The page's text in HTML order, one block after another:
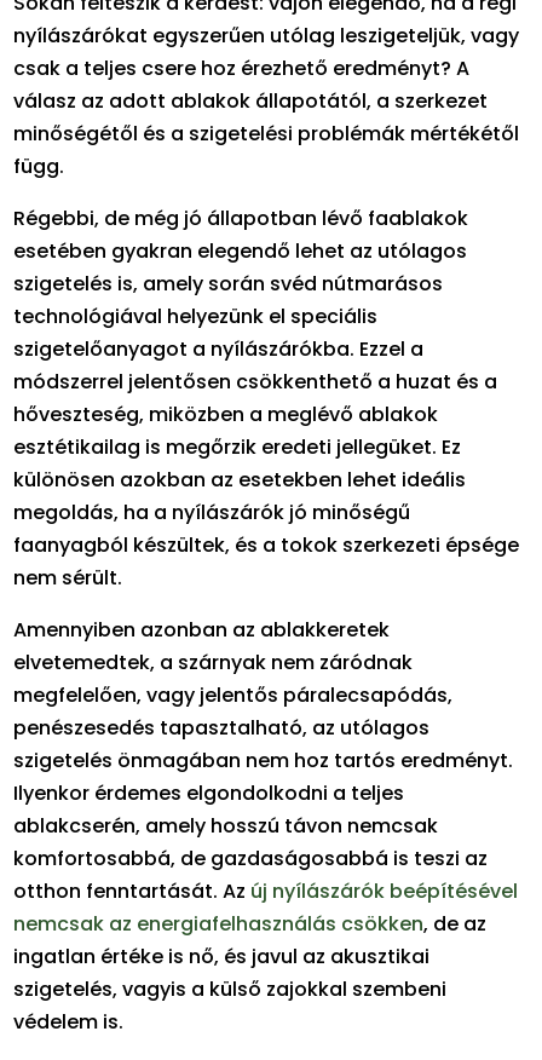
nyílászárókat egyszerűen utólag leszigeteljük, vagy
csak a teljes csere hoz érezhető eredményt? A
válasz az adott ablakok állapotától, a szerkezet
minőségétől és a szigetelési problémák mértékétől
függ.
Régebbi, de még jó állapotban lévő faablakok
esetében gyakran elegendő lehet az utólagos
szigetelés is, amely során svéd nútmarásos
technológiával helyezünk el speciális
szigetelőanyagot a nyílászárókba. Ezzel a
módszerrel jelentősen csökkenthető a huzat és a
hőveszteség, miközben a meglévő ablakok
esztétikailag is megőrzik eredeti jellegüket. Ez
különösen azokban az esetekben lehet ideális
megoldás, ha a nyílászárók jó minőségű
faanyagból készültek, és a tokok szerkezeti épsége
nem sérült.
Amennyiben azonban az ablakkeretek
elvetemedtek, a szárnyak nem záródnak
megfelelően, vagy jelentős páralecsapódás,
penészesedés tapasztalható, az utólagos
szigetelés önmagában nem hoz tartós eredményt.
Ilyenkor érdemes elgondolkodni a teljes
ablakcserén, amely hosszú távon nemcsak
komfortosabbá, de gazdaságosabbá is teszi az
otthon fenntartását. Az új nyílászárók beépítésével
nemcsak az energiafelhasználás csökken, de az
ingatlan értéke is nő, és javul az akusztikai
szigetelés, vagyis a külső zajokkal szembeni
védelem is.